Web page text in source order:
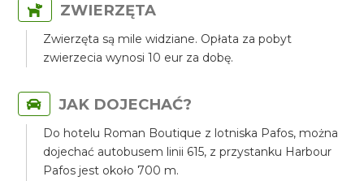
ZWIERZĘTA
Zwierzęta są mile widziane. Opłata za pobyt
zwierzecia wynosi 10 eur za dobę.
JAK DOJECHAĆ?
Do hotelu Roman Boutique z lotniska Pafos, można
dojechać autobusem linii 615, z przystanku Harbour
Pafos jest około 700 m.